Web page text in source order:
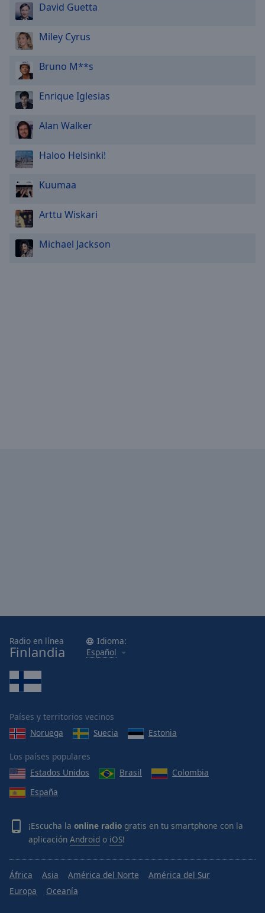
David Guetta
Miley Cyrus
Bruno M**s
Enrique Iglesias
Alan Walker
Haloo Helsinki!
Kuumaa
Arttu Wiskari
Michael Jackson
Radio en línea
Finlandia
Idioma:
Español
Países y territorios vecinos
Noruega
Suecia Estonia
Los países populares
Estados Unidos
Brasil
Colombia
España
¡Escucha la online radio gratis en tu smartphone con la
aplicación Android o iOS!
África Asia América del Norte
América del Sur
Europa
Oceanía